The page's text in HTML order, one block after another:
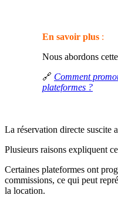
En savoir plus :
Nous abordons
🔗 Comment
plateformes ?
La réservation directe suscite
Plusieurs raisons expliquent
Certaines plateformes ont
commissions, ce qui peut
la location.